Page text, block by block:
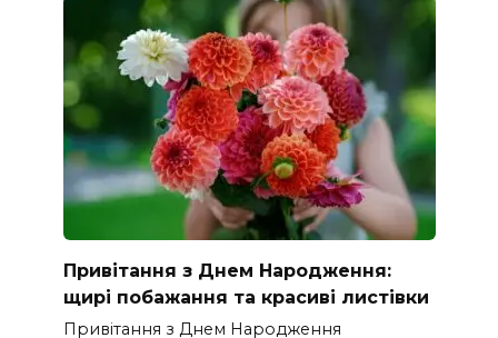
Привітання з Днем Народження:
щирі побажання та красиві листівки
Привітання з Днем Народження